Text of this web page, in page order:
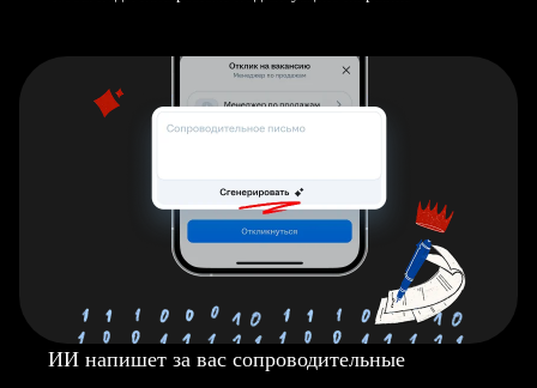
ИИ напишет за вас сопроводительные